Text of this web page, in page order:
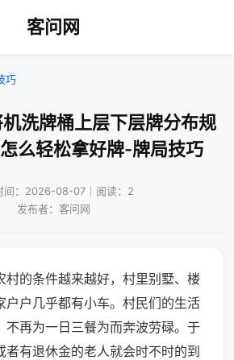
客问网
巧
洗牌桶上层下层牌分布规
么轻松拿好牌-牌局技巧
间：2026-08-07｜阅读：2
发布者：客问网
村的条件越来越好，村里别墅、楼
户户几乎都有小车。村民们的生活
不再为一日三餐为而奔波劳碌。于
者有退休金的老人就会时不时的到